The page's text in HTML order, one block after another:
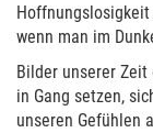
wenn man im
Bilder unserer
in Gang setzen,
unseren Gefühlen